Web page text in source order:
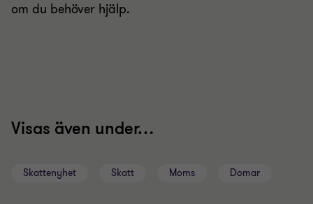
om du behöver hjälp.
Visas även under…
Skattenyhet Skatt Moms Domar